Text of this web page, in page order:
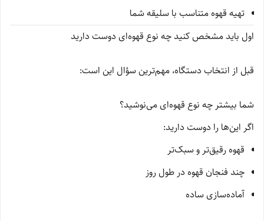
تهیه قهوه متناسب با سلیقه شما
اول باید مشخص کنید چه نوع قهوه‌ای دوست دارید
قبل از انتخاب دستگاه، مهم‌ترین سؤال این است:
شما بیشتر چه نوع قهوه‌ای می‌نوشید؟
اگر این‌ها را دوست دارید:
قهوه رقیق‌تر و سبک‌تر
چند فنجان قهوه در طول روز
آماده‌سازی ساده